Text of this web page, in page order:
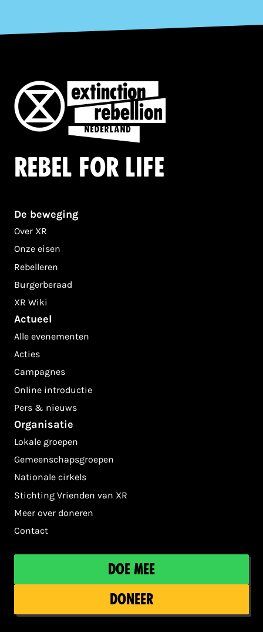
Rebel for life
De beweging
Over XR
Onze eisen
Rebelleren
Burgerberaad
XR Wiki
Actueel
Alle evenementen
Acties
Campagnes
Online introductie
Pers & nieuws
Organisatie
Lokale groepen
Gemeenschapsgroepen
Nationale cirkels
Stichting Vrienden van XR
Meer over doneren
Contact
Doe mee
Doneer